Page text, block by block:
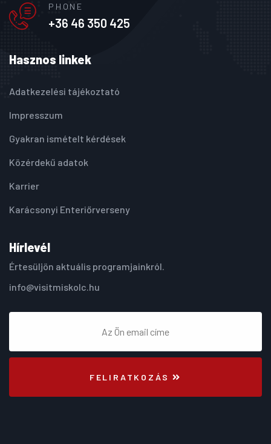
PHONE
+36 46 350 425
Hasznos linkek
Adatkezelési tájékoztató
Impresszum
Gyakran ismételt kérdések
Közérdekű adatok
Karrier
Karácsonyi Enteriőrverseny
Hírlevél
Értesüljön aktuális programjainkról.
info@visitmiskolc.hu
FELIRATKOZÁS